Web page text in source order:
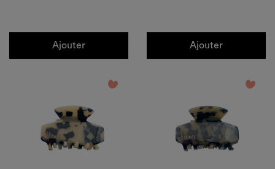
Ajouter Ajouter
favorite_border favorite_border